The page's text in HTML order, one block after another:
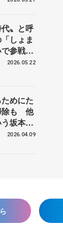
〟と呼
しょま
で参戦
2026.05.22
めにた
除も 他
坂本花
2026.04.09